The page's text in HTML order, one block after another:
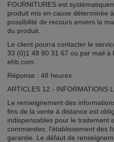
FOURNITURES est
produit mis en cause déterminée
possibilité de recours envers la
du produit.
Le client pourra contacter le
33 (0)1 48 80 31 67 ou par mail à
ehb.com.
Réponse : 48 heures.
ARTICLES 12 - INFORMATIONS
Le renseignement des
fins de la vente à distance est
indispensables pour le traitement
commandes, l'établissement des
garantie. Le défaut de